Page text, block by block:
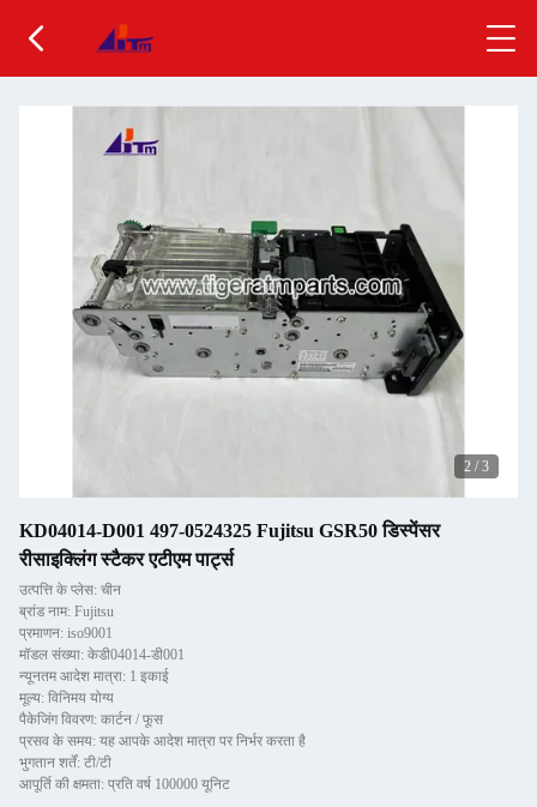
2 / 3
KD04014-D001 497-0524325 Fujitsu GSR50 डिस्पेंसर
रीसाइक्लिंग स्टैकर एटीएम पार्ट्स
उत्पत्ति के प्लेस: चीन
ब्रांड नाम: Fujitsu
प्रमाणन: iso9001
मॉडल संख्या: केडी04014-डी001
न्यूनतम आदेश मात्रा: 1 इकाई
मूल्य: विनिमय योग्य
पैकेजिंग विवरण: कार्टन / फूस
प्रसव के समय: यह आपके आदेश मात्रा पर निर्भर करता है
भुगतान शर्तें: टी/टी
आपूर्ति की क्षमता: प्रति वर्ष 100000 यूनिट